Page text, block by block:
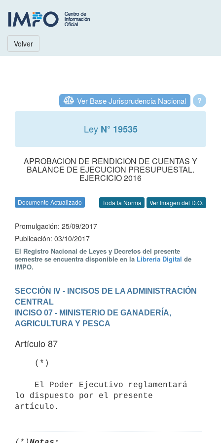
Volver
?
Ver Base Jurisprudencia Nacional
Ley N° 19535
APROBACION DE RENDICION DE CUENTAS Y
BALANCE DE EJECUCION PRESUPUESTAL.
EJERCICIO 2016
Documento Actualizado Toda la Norma Ver Imagen del D.O.
Promulgación: 25/09/2017
Publicación: 03/10/2017
El Registro Nacional de Leyes y Decretos del presente
semestre se encuentra disponible en la Librería Digital de
IMPO.
SECCIÓN IV - INCISOS DE LA ADMINISTRACIÓN
CENTRAL
INCISO 07 - MINISTERIO DE GANADERÍA,
AGRICULTURA Y PESCA
Artículo 87
lo dispuesto por el presente
artículo.